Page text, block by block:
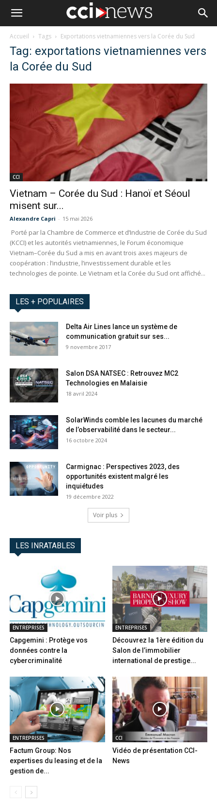
Accueil Tags Exportations vietnamiennes vers la Corée du Sud
Tag: exportations vietnamiennes vers
la Corée du Sud
CCI
Vietnam – Corée du Sud : Hanoï et Séoul
misent sur...
Alexandre Capri - 15 mai 2026
Porté par la Chambre de Commerce et d’Industrie de Corée du Sud
(KCCI) et les autorités vietnamiennes, le Forum économique
Vietnam–Corée du Sud a mis en avant trois axes majeurs de
coopération : l’industrie, l’investissement durable et les
technologies de pointe. Le Vietnam et la Corée du Sud ont affiché...
LES + POPULAIRES
Delta Air Lines lance un système de
communication gratuit sur ses...
9 novembre 2017
Salon DSA NATSEC : Retrouvez MC2
Technologies en Malaisie
18 avril 2024
SolarWinds comble les lacunes du marché
de l’observabilité dans le secteur...
16 octobre 2024
Carmignac : Perspectives 2023, des
opportunités existent malgré les
inquiétudes
19 décembre 2022
Voir plus
LES INRATABLES
ENTREPRISES
Capgemini : Protège vos
données contre la
cybercriminalité
ENTREPRISES
Découvrez la 1ère édition du
Salon de l’immobilier
international de prestige...
ENTREPRISES
Factum Group: Nos
expertises du leasing et de la
gestion de...
CCI
Vidéo de présentation CCI-
News